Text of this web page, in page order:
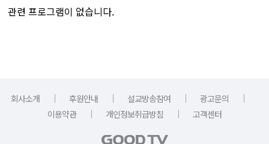
관련 프로그램이 없습니다.
회사소개 ｜ 후원안내 ｜ 설교방송참여 ｜ 광고문의
｜
이용약관
｜ 개인정보취급방침 ｜ 고객센터